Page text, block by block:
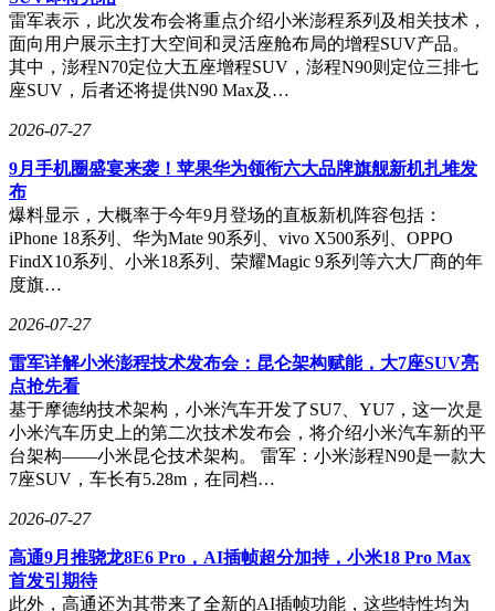
雷军表示，此次发布会将重点介绍小米澎程系列及相关技术，
面向用户展示主打大空间和灵活座舱布局的增程SUV产品。
其中，澎程N70定位大五座增程SUV，澎程N90则定位三排七
座SUV，后者还将提供N90 Max及…
2026-07-27
9月手机圈盛宴来袭！苹果华为领衔六大品牌旗舰新机扎堆发
布
爆料显示，大概率于今年9月登场的直板新机阵容包括：
iPhone 18系列、华为Mate 90系列、vivo X500系列、OPPO
FindX10系列、小米18系列、荣耀Magic 9系列等六大厂商的年
度旗…
2026-07-27
雷军详解小米澎程技术发布会：昆仑架构赋能，大7座SUV亮
点抢先看
基于摩德纳技术架构，小米汽车开发了SU7、YU7，这一次是
小米汽车历史上的第二次技术发布会，将介绍小米汽车新的平
台架构——小米昆仑技术架构。 雷军：小米澎程N90是一款大
7座SUV，车长有5.28m，在同档…
2026-07-27
高通9月推骁龙8E6 Pro，AI插帧超分加持，小米18 Pro Max
首发引期待
此外，高通还为其带来了全新的AI插帧功能，这些特性均为